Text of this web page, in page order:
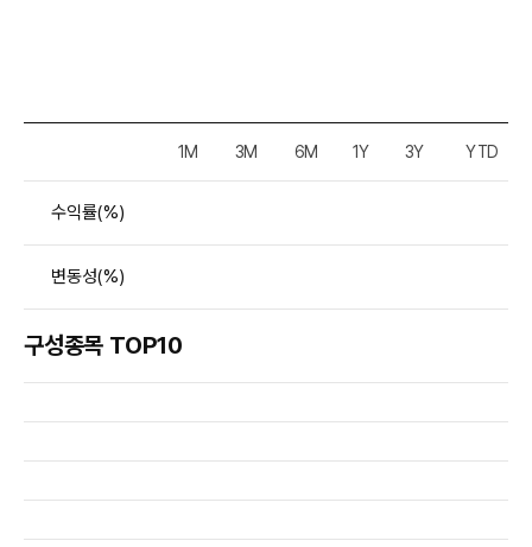
1M 3M 6M 1Y 3Y YTD
수익률(%)
변동성(%)
구성종목 TOP10